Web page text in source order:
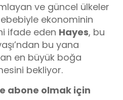
ve güncel ülkeler
ekonominin
ifade eden Hayes, bu
bu yana
en büyük boğa
bekliyor.
abone olmak için